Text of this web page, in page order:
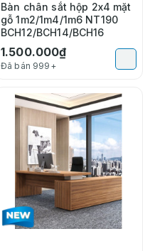
Bàn chân sắt hộp 2x4 mặt
gỗ 1m2/1m4/1m6 NT190
BCH12/BCH14/BCH16
1.500.000₫
Đã bán 999+